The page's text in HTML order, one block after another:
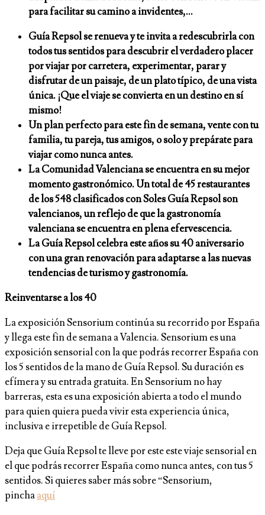
para facilitar su camino a invidentes,…
Guía Repsol se renueva y te invita a redescubrirla con
todos tus sentidos para descubrir el verdadero placer
por viajar por carretera, experimentar, parar y
disfrutar de un paisaje, de un plato típico, de una vista
única. ¡Que el viaje se convierta en un destino en sí
mismo!
Un plan perfecto para este fin de semana, vente con tu
familia, tu pareja, tus amigos, o solo y prepárate para
viajar como nunca antes.
La Comunidad Valenciana se encuentra en su mejor
momento gastronómico. Un total de 45 restaurantes
de los 548 clasificados con Soles Guía Repsol son
valencianos, un reflejo de que la gastronomía
valenciana se encuentra en plena efervescencia.
La Guía Repsol celebra este años su 40 aniversario
con una gran renovación para adaptarse a las nuevas
tendencias de turismo y gastronomía.
Reinventarse a los 40
La exposición Sensorium continúa su recorrido por España
y llega este fin de semana a Valencia. Sensorium es una
exposición sensorial con la que podrás recorrer España con
los 5 sentidos de la mano de Guía Repsol. Su duración es
efímera y su entrada gratuita. En Sensorium no hay
barreras, esta es una exposición abierta a todo el mundo
para quien quiera pueda vivir esta experiencia única,
inclusiva e irrepetible de Guía Repsol.
Deja que Guía Repsol te lleve por este este viaje sensorial en
el que podrás recorrer España como nunca antes, con tus 5
sentidos. Si quieres saber más sobre “Sensorium,
pinchaaquí